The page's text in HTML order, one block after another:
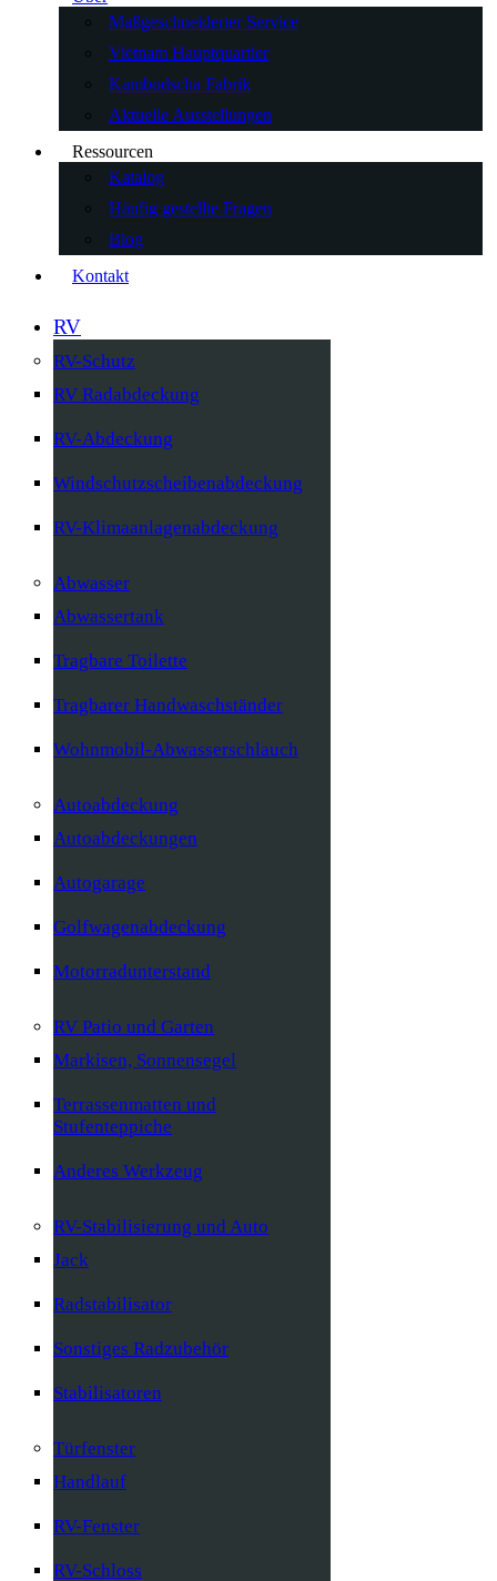
Maßgeschneiderter Service
Vietnam Hauptquartier
Kambodscha Fabrik
Aktuelle Ausstellungen
Ressourcen
Katalog
Häufig gestellte Fragen
Blog
Kontakt
RV
RV-Schutz
RV Radabdeckung
RV-Abdeckung
Windschutzscheibenabdeckung
RV-Klimaanlagenabdeckung
Abwasser
Abwassertank
Tragbare Toilette
Tragbarer Handwaschständer
Wohnmobil-Abwasserschlauch
Autoabdeckung
Autoabdeckungen
Autogarage
Golfwagenabdeckung
Motorradunterstand
RV Patio und Garten
Markisen, Sonnensegel
Terrassenmatten und
Stufenteppiche
Anderes Werkzeug
RV-Stabilisierung und Auto
Jack
Radstabilisator
Sonstiges Radzubehör
Stabilisatoren
Türfenster
Handlauf
RV-Fenster
RV-Schloss